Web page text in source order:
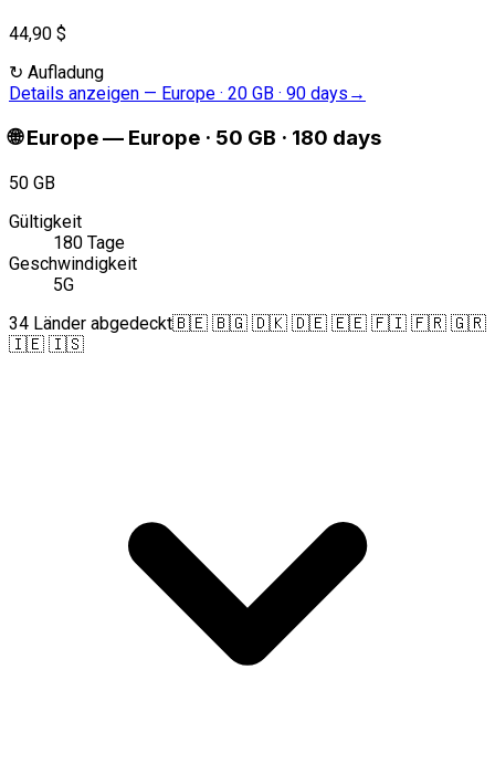
44,90 $
↻ Aufladung
Details anzeigen — Europe · 20 GB · 90 days →
🌐 Europe— Europe · 50 GB · 180 days
50 GB
Gültigkeit
180 Tage
Geschwindigkeit
5G
34 Länder abgedeckt🇧🇪 🇧🇬 🇩🇰 🇩🇪 🇪🇪 🇫🇮 🇫🇷 🇬🇷
🇮🇪 🇮🇸